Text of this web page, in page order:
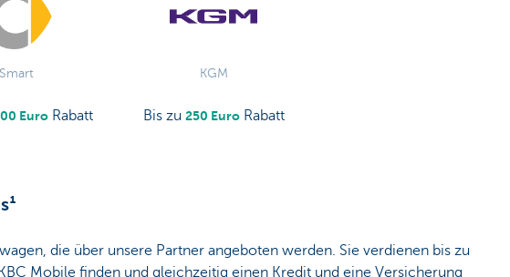
Smart
Euro Rabatt
KGM
Bis zu 250 EuroRabatt
die über unsere Partner angeboten werden. Sie verdienen bis zu
Mobile finden und gleichzeitig einen Kredit und eine Versicherung